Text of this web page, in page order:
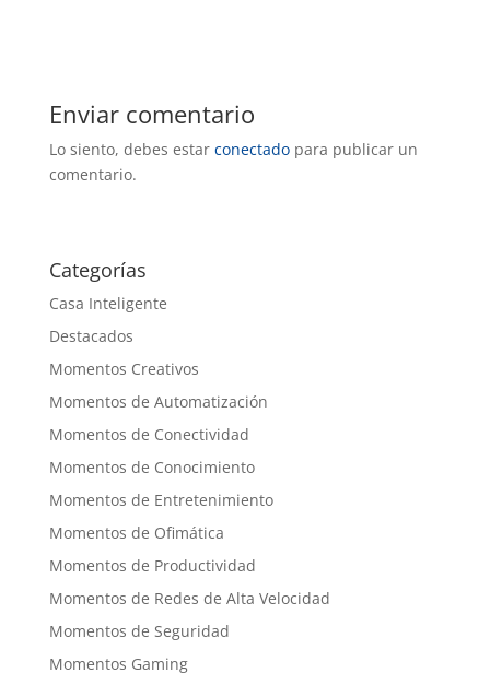
Enviar comentario
Lo siento, debes estar conectadopara publicar un
comentario.
Categorías
Casa Inteligente
Destacados
Momentos Creativos
Momentos de Automatización
Momentos de Conectividad
Momentos de Conocimiento
Momentos de Entretenimiento
Momentos de Ofimática
Momentos de Productividad
Momentos de Redes de Alta Velocidad
Momentos de Seguridad
Momentos Gaming